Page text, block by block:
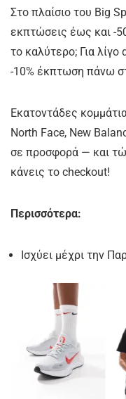
Στο πλαίσιο του Big
εκπτώσεις έως και -
το καλύτερο; Για
-10% έκπτωση πάνω
Εκατοντάδες
North Face, New
σε προσφορά — και
κάνεις το checkout!
Περισσότερα:
Ισχύει μέχρι την